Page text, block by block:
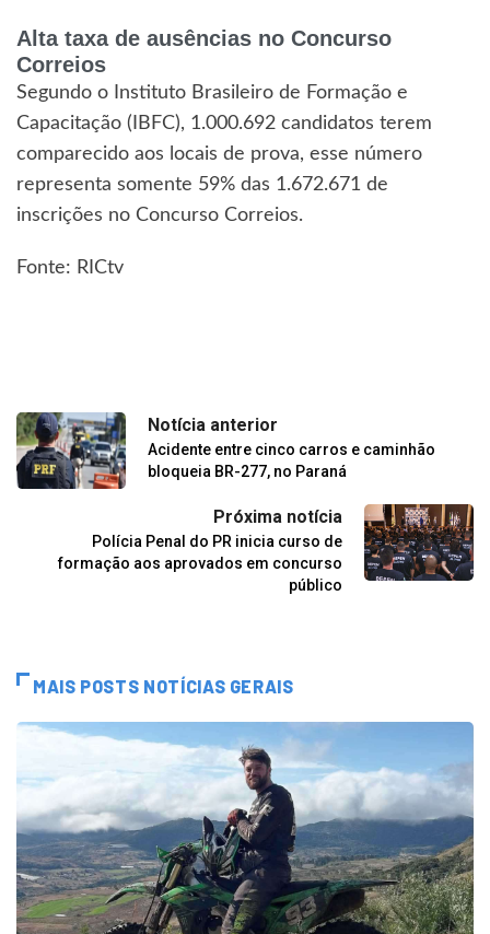
Alta taxa de ausências no Concurso
Correios
Segundo o Instituto Brasileiro de Formação e
Capacitação (IBFC), 1.000.692 candidatos terem
comparecido aos locais de prova, esse número
representa somente 59% das 1.672.671 de
inscrições no Concurso Correios.
Fonte: RICtv
Notícia anterior
Acidente entre cinco carros e caminhão
bloqueia BR-277, no Paraná
Próxima notícia
Polícia Penal do PR inicia curso de
formação aos aprovados em concurso
público
MAIS POSTS NOTÍCIAS GERAIS